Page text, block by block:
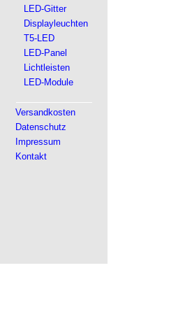
LED-Gitter
Displayleuchten
T5-LED
LED-Panel
Lichtleisten
LED-Module
Versandkosten
Datenschutz
Impressum
Kontakt